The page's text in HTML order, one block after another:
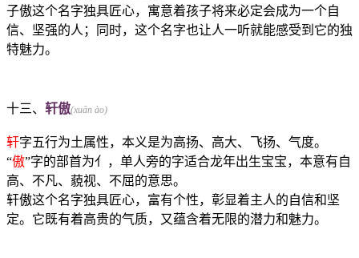
子傲这个名字独具匠心，寓意着孩子将来必定会成为一个自
信、坚强的人；同时，这个名字也让人一听就能感受到它的独
特魅力。
十三、 轩傲(xuān ào)
轩字五行为土属性，本义是为高扬、高大、飞扬、气度。
“傲”字的部首为亻，单人旁的字适合龙年出生宝宝，本意有自
高、不凡、藐视、不屈的意思。
轩傲这个名字独具匠心，富有个性，彰显着主人的自信和坚
定。它既有着高贵的气质，又蕴含着无限的潜力和魅力。